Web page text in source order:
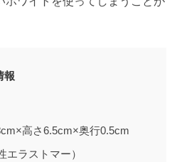
報
高さ6.5cm×奥行0.5cm
エラストマー）